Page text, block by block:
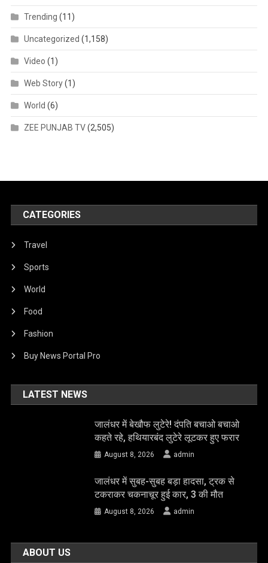
Trending (11)
Uncategorized (1,158)
Video (1)
Web Story(1)
World (6)
ZEE PUNJAB TV(2,505)
CATEGORIES
Travel
Sports
World
Food
Fashion
Buy News Portal Pro
LATEST NEWS
जालंधर में बेखौफ लुटेरे! दंपति बचाओ बचाओ
कहते रहे, हथियारबंद लुटेरे लूटकर हुए फरार
August 8, 2026 admin
जालंधर में सुबह-सुबह बड़ा हादसा, ट्रक से
टकराकर चकनाचूर हुई कार, 3 की मौत
August 8, 2026 admin
ABOUT US